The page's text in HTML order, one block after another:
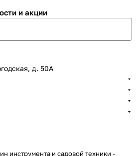
и акции
д. 50А
инструмента и садовой техники -